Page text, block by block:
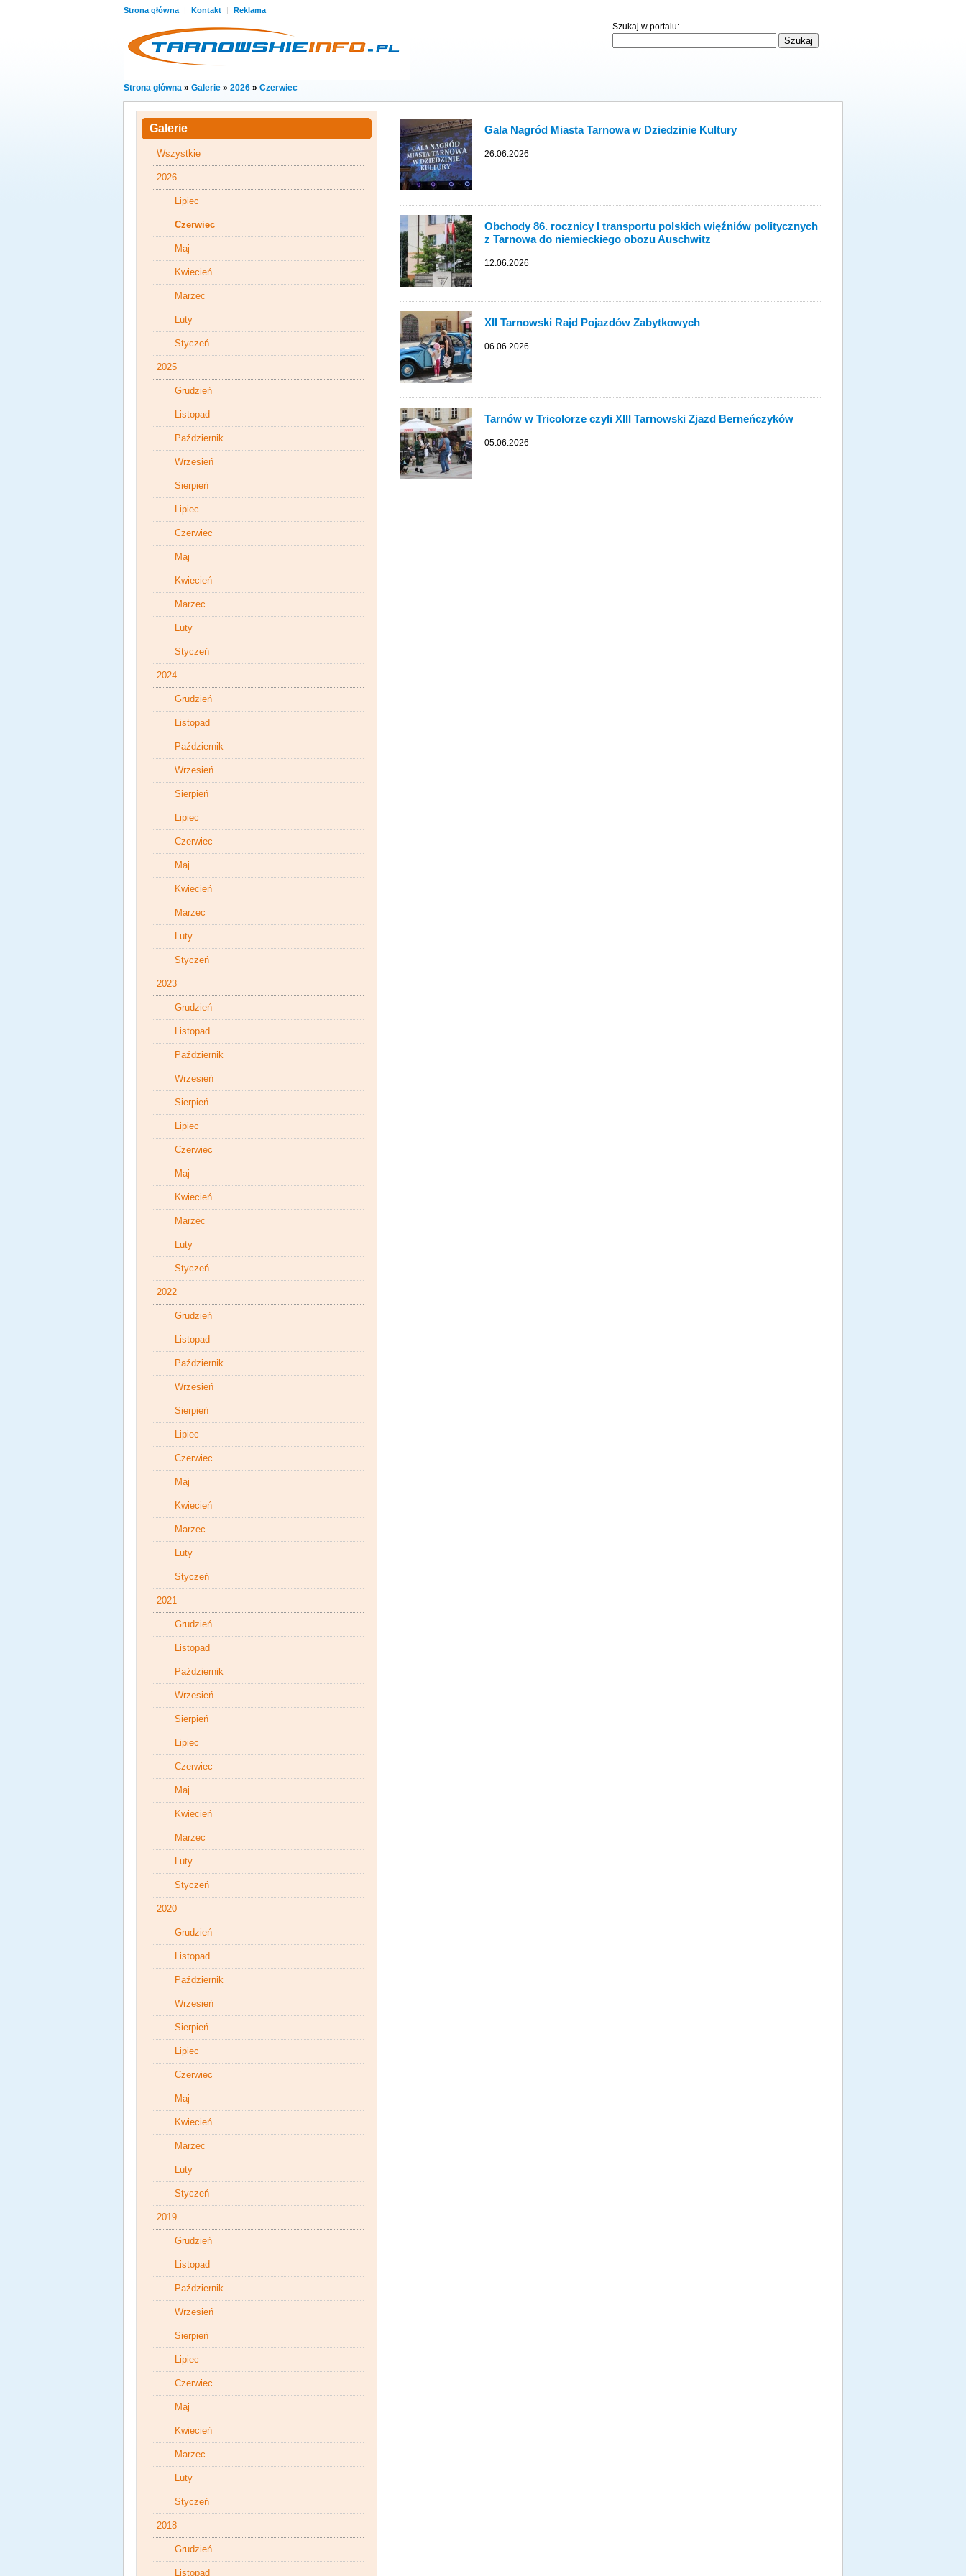
Strona główna | Kontakt | Reklama
Szukaj w portalu:
Strona główna » Galerie » 2026 » Czerwiec
Gala Nagród Miasta Tarnowa w Dziedzinie Kultury
26.06.2026
Obchody 86. rocznicy I transportu polskich więźniów politycznych
z Tarnowa do niemieckiego obozu Auschwitz
12.06.2026
XII Tarnowski Rajd Pojazdów Zabytkowych
06.06.2026
Tarnów w Tricolorze czyli XIII Tarnowski Zjazd Berneńczyków
05.06.2026
Galerie
Wszystkie
2026
Lipiec
Czerwiec
Maj
Kwiecień
Marzec
Luty
Styczeń
2025
Grudzień
Listopad
Październik
Wrzesień
Sierpień
Lipiec
Czerwiec
Maj
Kwiecień
Marzec
Luty
Styczeń
2024
Grudzień
Listopad
Październik
Wrzesień
Sierpień
Lipiec
Czerwiec
Maj
Kwiecień
Marzec
Luty
Styczeń
2023
Grudzień
Listopad
Październik
Wrzesień
Sierpień
Lipiec
Czerwiec
Maj
Kwiecień
Marzec
Luty
Styczeń
2022
Grudzień
Listopad
Październik
Wrzesień
Sierpień
Lipiec
Czerwiec
Maj
Kwiecień
Marzec
Luty
Styczeń
2021
Grudzień
Listopad
Październik
Wrzesień
Sierpień
Lipiec
Czerwiec
Maj
Kwiecień
Marzec
Luty
Styczeń
2020
Grudzień
Listopad
Październik
Wrzesień
Sierpień
Lipiec
Czerwiec
Maj
Kwiecień
Marzec
Luty
Styczeń
2019
Grudzień
Listopad
Październik
Wrzesień
Sierpień
Lipiec
Czerwiec
Maj
Kwiecień
Marzec
Luty
Styczeń
2018
Grudzień
Listopad